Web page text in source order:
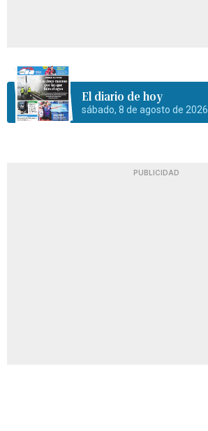
El diario de hoy
sábado, 8 de agosto de 2026
PUBLICIDAD